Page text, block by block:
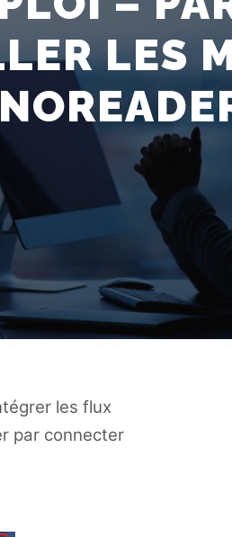
LES
les flux
par connecter